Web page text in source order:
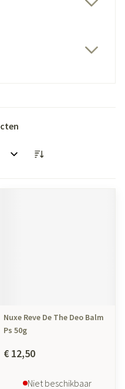
Nuxe Reve De The Deo Balm
Ps 50g
€ 12,50
Niet beschikbaar